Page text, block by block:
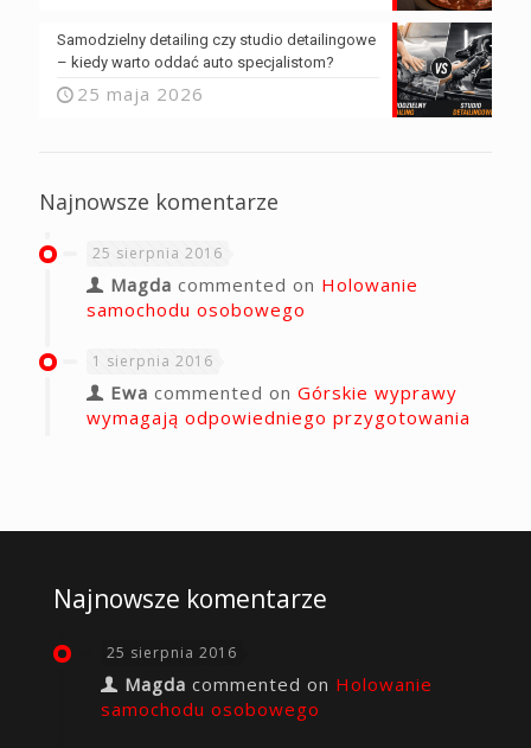
Samodzielny detailing czy studio detailingowe
– kiedy warto oddać auto specjalistom?
25 maja 2026
Najnowsze komentarze
25 sierpnia 2016
Magda commented on Holowanie
samochodu osobowego
1 sierpnia 2016
Ewa commented on Górskie wyprawy
wymagają odpowiedniego przygotowania
Najnowsze komentarze
25 sierpnia 2016
Magda commented on Holowanie
samochodu osobowego